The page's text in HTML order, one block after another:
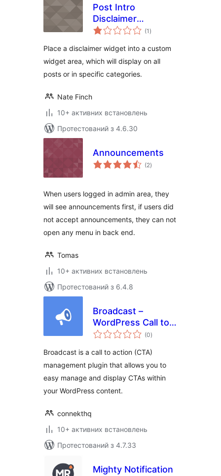
Post Intro
Disclaimer
Announcements
(1 загальний
рейтинг
)
Place a disclaimer widget into a custom
widget area, which will display on all
posts or in specific categories.
Nate Finch
10+ активних встановлень
Протестований з 4.6.30
Announcements
(2загальний
рейтинг
)
When users logged in admin area, they
will see announcements first, if users did
not accept announcements, they can not
open any menu in back end.
Tomas
10+ активних встановлень
Протестований з 6.4.8
Broadcast –
WordPress Call to
Actions
(0загальний
рейтинг
)
Broadcast is a call to action (CTA)
management plugin that allows you to
easy manage and display CTAs within
your WordPress content.
connekthq
10+ активних встановлень
Протестований з 4.7.33
Mighty Notification